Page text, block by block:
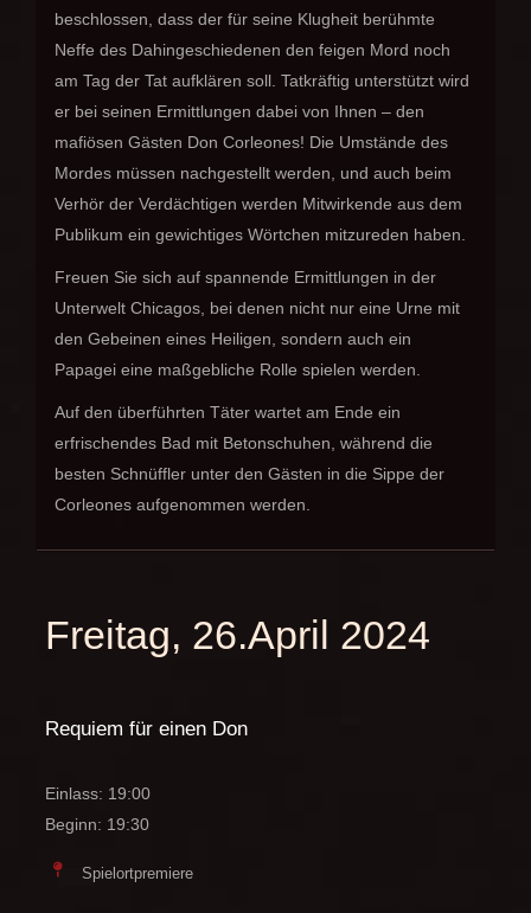
beschlossen, dass der für seine Klugheit berühmte
Neffe des Dahingeschiedenen den feigen Mord noch
am Tag der Tat aufklären soll. Tatkräftig unterstützt wird
er bei seinen Ermittlungen dabei von Ihnen – den
mafiösen Gästen Don Corleones! Die Umstände des
Mordes müssen nachgestellt werden, und auch beim
Verhör der Verdächtigen werden Mitwirkende aus dem
Publikum ein gewichtiges Wörtchen mitzureden haben.
Freuen Sie sich auf spannende Ermittlungen in der
Unterwelt Chicagos, bei denen nicht nur eine Urne mit
den Gebeinen eines Heiligen, sondern auch ein
Papagei eine maßgebliche Rolle spielen werden.
Auf den überführten Täter wartet am Ende ein
erfrischendes Bad mit Betonschuhen, während die
besten Schnüffler unter den Gästen in die Sippe der
Corleones aufgenommen werden.
Freitag, 26.April 2024
Requiem für einen Don
Einlass: 19:00
Beginn: 19:30
Spielortpremiere